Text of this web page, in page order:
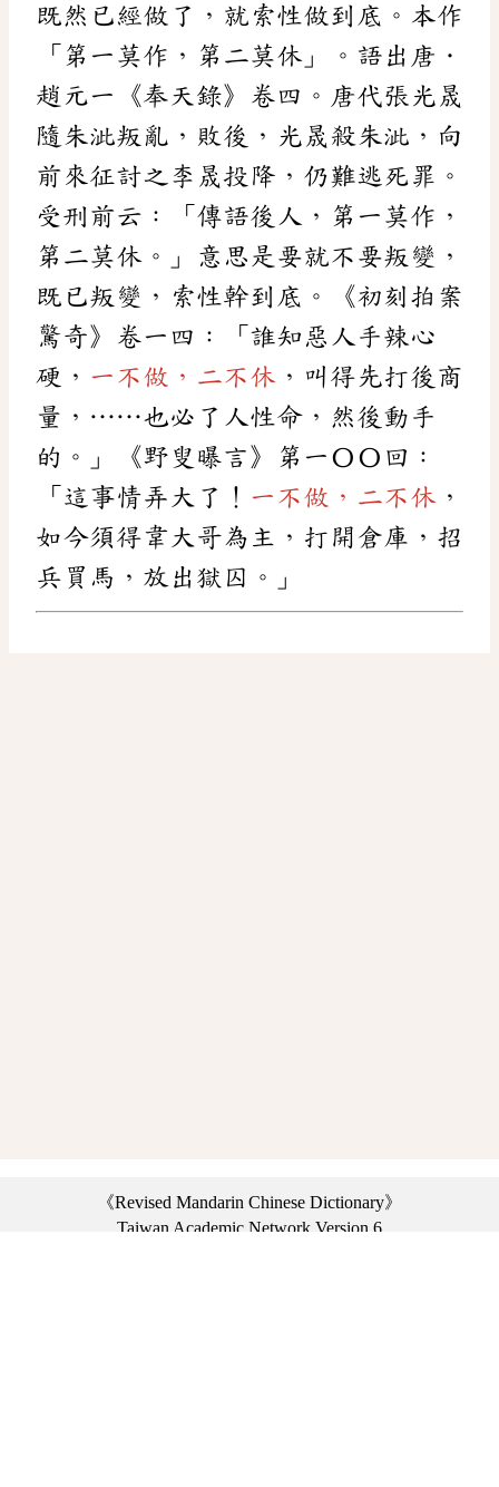
既然已經做了，就索性做到底。本作
「第一莫作，第二莫休」。語出唐．
趙元一《奉天錄》卷四。唐代張光晟
隨朱泚叛亂，敗後，光晟殺朱泚，向
前來征討之李晟投降，仍難逃死罪。
受刑前云：「傳語後人，第一莫作，
第二莫休。」意思是要就不要叛變，
既已叛變，索性幹到底。《初刻拍案
驚奇》卷一四：「誰知惡人手辣心
硬， 一不做，二不休 ，叫得先打後商
量，……也必了人性命，然後動手
的。」《野叟曝言》第一〇〇回：
「這事情弄大了！ 一不做，二不休 ，
如今須得韋大哥為主，打開倉庫，招
兵買馬，放出獄囚。」
《Revised Mandarin Chinese Dictionary》
Taiwan Academic Network Version 6